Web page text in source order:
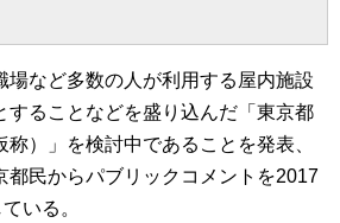
場など多数の人が利用する屋内施設
することなどを盛り込んだ「東京都
）」を検討中であることを発表、
都民からパブリックコメントを2017
いる。